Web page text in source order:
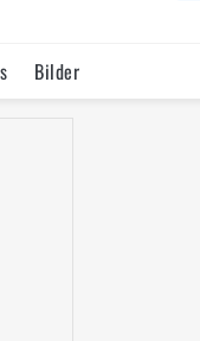
Bilder